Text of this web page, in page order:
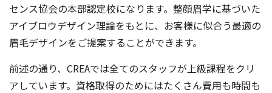
センス協会の本部認定校になります。整顔眉学に基づいた
アイブロウデザイン理論をもとに、お客様に似合う最適の
眉毛デザインをご提案することができます。
前述の通り、CREAでは全てのスタッフが上級課程をクリ
アしています。資格取得のためにはたくさん費用も時間も